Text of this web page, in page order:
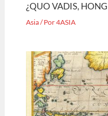
¿QUO VADIS,
Asia/ Por4ASIA